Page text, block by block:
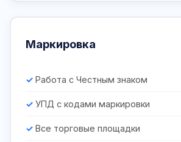
Маркировка
Работа с Честным знаком
УПД с кодами маркировки
Все торговые площадки